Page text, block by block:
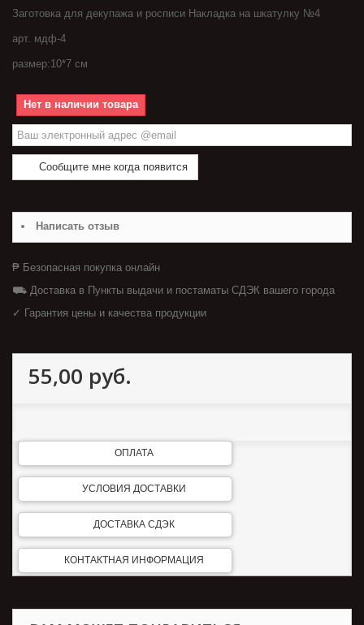
Заготовка для декупажа и росписи Накладка на шкатулку №4
арт. мдф-4
размер:10*7 см
Нет в наличии товара
Сообщите мне когда появится
Написать отзыв
₱ Безопасная покупка онлайн
⛟ Доставка в Пункты выдачи и постаматы СДЭК вашего города
✓ Гарантия цены и качества продукции
55,00 руб.
ОПЛАТА
УСЛОВИЯ ДОСТАВКИ
ДОСТАВКА СДЭК
КОНТАКТНАЯ ИНФОРМАЦИЯ